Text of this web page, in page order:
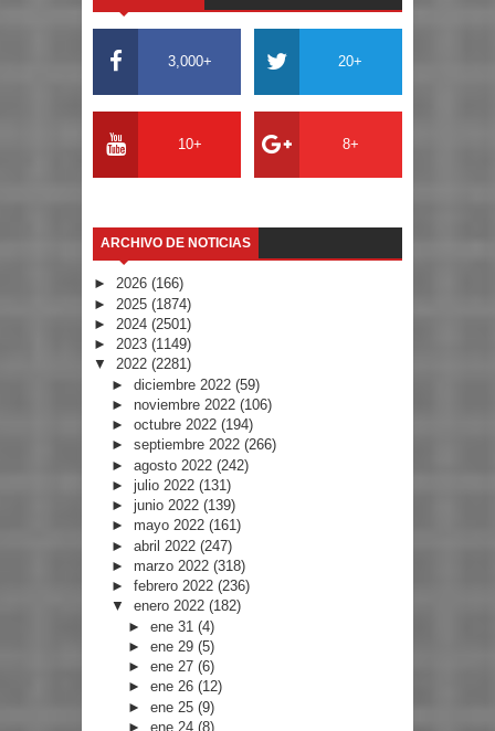
3,000+ 20+
10+ 8+
ARCHIVO DE NOTICIAS
► 2026 (166)
► 2025 (1874)
► 2024 (2501)
► 2023 (1149)
▼ 2022 (2281)
► diciembre 2022 (59)
► noviembre 2022 (106)
► octubre 2022 (194)
► septiembre 2022 (266)
► agosto 2022 (242)
► julio 2022 (131)
► junio 2022 (139)
► mayo 2022 (161)
► abril 2022 (247)
► marzo 2022 (318)
► febrero 2022 (236)
▼ enero 2022 (182)
►ene 31(4)
►ene 29(5)
►ene 27(6)
►ene 26(12)
►ene 25(9)
►ene 24(8)